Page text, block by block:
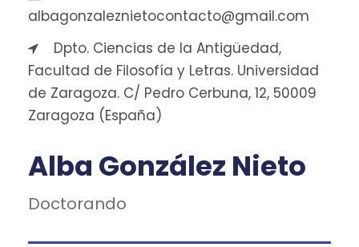
albagonzaleznietocontacto@gmail.com
Dpto. Ciencias de la Antigüedad,
Facultad de Filosofía y Letras. Universidad
de Zaragoza. C/ Pedro Cerbuna, 12, 50009
Zaragoza (España)
Alba González Nieto
Doctorando